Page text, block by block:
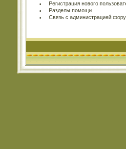
Регистрация нового
Разделы помощи
Связь с администрацией